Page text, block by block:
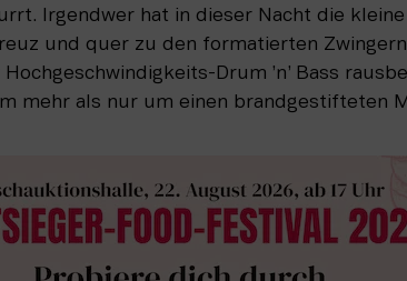
Irgendwer hat in dieser Nacht die
und quer zu den formatierten
Drum ’n’ Bass
mehr als nur um einen brandgestifteten